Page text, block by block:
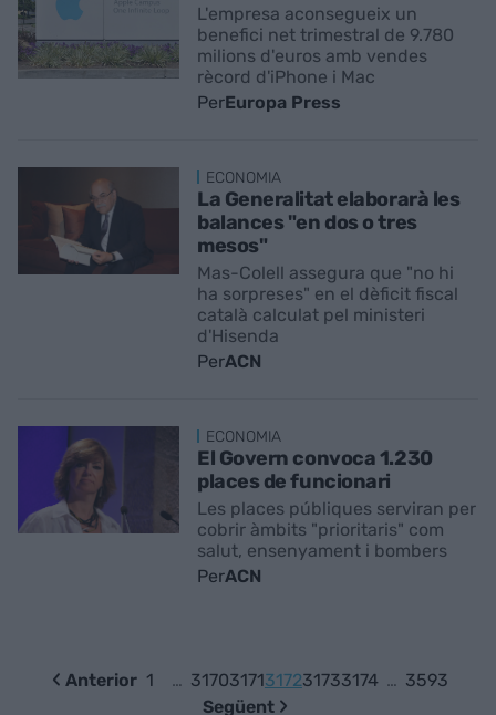
L'empresa aconsegueix un
benefici net trimestral de 9.780
milions d'euros amb vendes
rècord d'iPhone i Mac
PerEuropa Press
ECONOMIA
La Generalitat elaborarà les
balances "en dos o tres
mesos"
Mas-Colell assegura que "no hi
ha sorpreses" en el dèficit fiscal
català calculat pel ministeri
d'Hisenda
PerACN
ECONOMIA
El Govern convoca 1.230
places de funcionari
Les places públiques serviran per
cobrir àmbits "prioritaris" com
salut, ensenyament i bombers
PerACN
Anterior 1 … 31703171317231733174 … 3593
Següent